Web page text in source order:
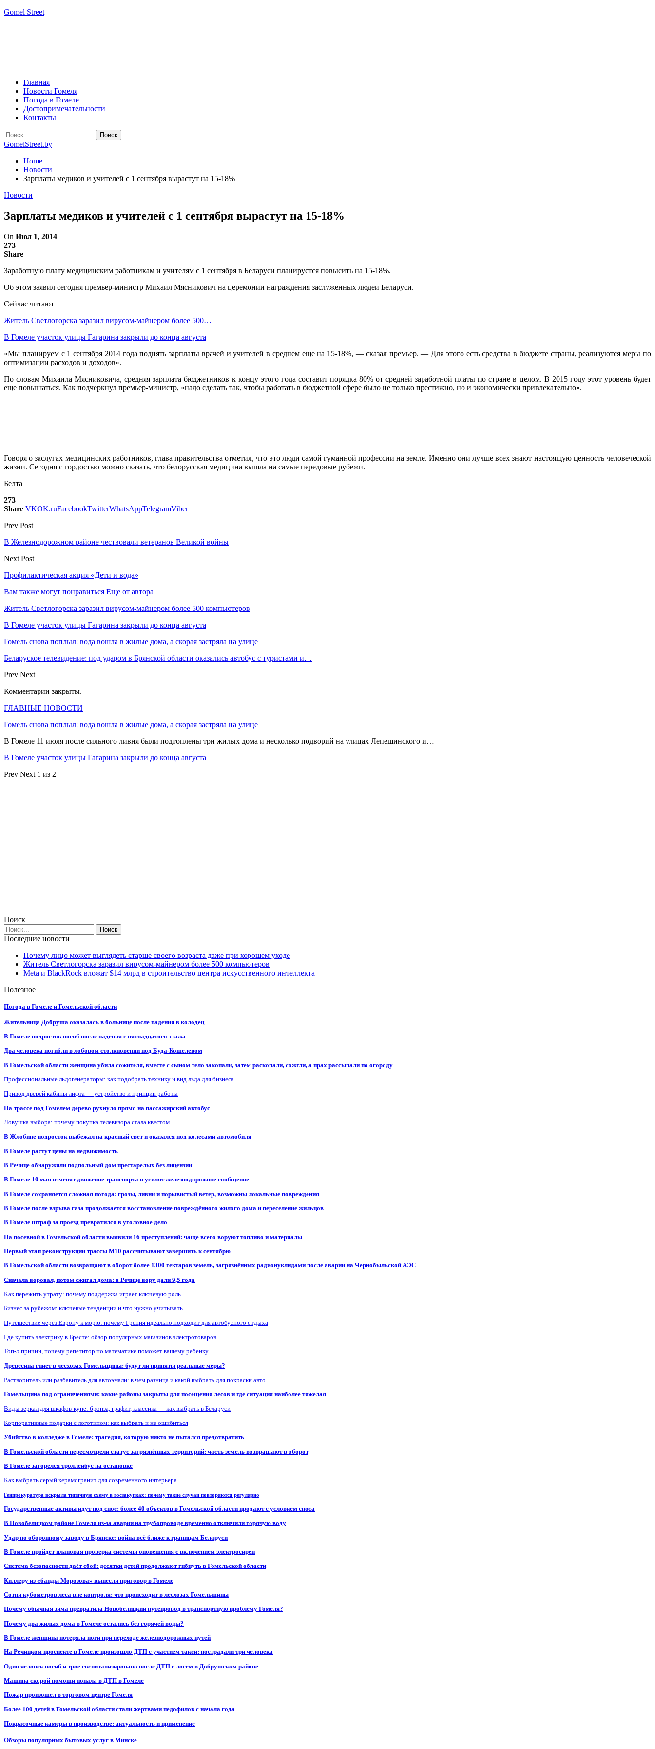
Gomel Street
Главная
Новости Гомеля
Погода в Гомеле
Достопримечательности
Контакты
GomelStreet.by
Home
Новости
Зарплаты медиков и учителей с 1 сентября вырастут на 15-18%
Новости
Зарплаты медиков и учителей с 1 сентября вырастут на 15-18%
On Июл 1, 2014
273
Share
Заработную плату медицинским работникам и учителям с 1 сентября в Беларуси планируется повысить на 15-18%.
Об этом заявил сегодня премьер-министр Михаил Мясникович на церемонии награждения заслуженных людей Беларуси.
Сейчас читают
Житель Светлогорска заразил вирусом-майнером более 500…
В Гомеле участок улицы Гагарина закрыли до конца августа
«Мы планируем с 1 сентября 2014 года поднять зарплаты врачей и учителей в среднем еще на 15-18%, — сказал премьер. — Для этого есть средства в бюджете страны, реализуются меры по
оптимизации расходов и доходов».
По словам Михаила Мясниковича, средняя зарплата бюджетников к концу этого года составит порядка 80% от средней заработной платы по стране в целом. В 2015 году этот уровень будет
еще повышаться. Как подчеркнул премьер-министр, «надо сделать так, чтобы работать в бюджетной сфере было не только престижно, но и экономически привлекательно».
Говоря о заслугах медицинских работников, глава правительства отметил, что это люди самой гуманной профессии на земле. Именно они лучше всех знают настоящую ценность человеческой
жизни. Сегодня с гордостью можно сказать, что белорусская медицина вышла на самые передовые рубежи.
Белта
273
Share VKOK.ruFacebookTwitterWhatsAppTelegramViber
Prev Post
В Железнодорожном районе чествовали ветеранов Великой войны
Next Post
Профилактическая акция «Дети и вода»
Вам также могут понравиться Еще от автора
Житель Светлогорска заразил вирусом-майнером более 500 компьютеров
В Гомеле участок улицы Гагарина закрыли до конца августа
Гомель снова поплыл: вода вошла в жилые дома, а скорая застряла на улице
Беларуское телевидение: под ударом в Брянской области оказались автобус с туристами и…
Prev Next
Комментарии закрыты.
ГЛАВНЫЕ НОВОСТИ
Гомель снова поплыл: вода вошла в жилые дома, а скорая застряла на улице
В Гомеле 11 июля после сильного ливня были подтоплены три жилых дома и несколько подворий на улицах Лепешинского и…
В Гомеле участок улицы Гагарина закрыли до конца августа
Prev Next 1 из 2
Поиск
Последние новости
Почему лицо может выглядеть старше своего возраста даже при хорошем уходе
Житель Светлогорска заразил вирусом-майнером более 500 компьютеров
Meta и BlackRock вложат $14 млрд в строительство центра искусственного интеллекта
Полезное
Погода в Гомеле и Гомельской области
Жительница Добруша оказалась в больнице после падения в колодец
В Гомеле подросток погиб после падения с пятнадцатого этажа
Два человека погибли в лобовом столкновении под Буда-Кошелевом
В Гомельской области женщина убила сожителя, вместе с сыном тело закопали, затем раскопали, сожгли, а прах рассыпали по огороду
Профессиональные льдогенераторы: как подобрать технику и вид льда для бизнеса
Привод дверей кабины лифта — устройство и принцип работы
На трассе под Гомелем дерево рухнуло прямо на пассажирский автобус
Ловушка выбора: почему покупка телевизора стала квестом
В Жлобине подросток выбежал на красный свет и оказался под колесами автомобиля
В Гомеле растут цены на недвижимость
В Речице обнаружили подпольный дом престарелых без лицензии
В Гомеле 10 мая изменят движение транспорта и усилят железнодорожное сообщение
В Гомеле сохраняется сложная погода: грозы, ливни и порывистый ветер, возможны локальные повреждения
В Гомеле после взрыва газа продолжается восстановление повреждённого жилого дома и переселение жильцов
В Гомеле штраф за проезд превратился в уголовное дело
На посевной в Гомельской области выявили 16 преступлений: чаще всего воруют топливо и материалы
Первый этап реконструкции трассы М10 рассчитывают завершить к сентябрю
В Гомельской области возвращают в оборот более 1300 гектаров земель, загрязнённых радионуклидами после аварии на Чернобыльской АЭС
Сначала воровал, потом сжигал дома: в Речице вору дали 9,5 года
Как пережить утрату: почему поддержка играет ключевую роль
Бизнес за рубежом: ключевые тенденции и что нужно учитывать
Путешествие через Европу к морю: почему Греция идеально подходит для автобусного отдыха
Где купить электрику в Бресте: обзор популярных магазинов электротоваров
Топ-5 причин, почему репетитор по математике поможет вашему ребенку
Древесина гниет в лесхозах Гомельщины: будут ли приняты реальные меры?
Растворитель или разбавитель для автоэмали: в чем разница и какой выбрать для покраски авто
Гомельщина под ограничениями: какие районы закрыты для посещения лесов и где ситуация наиболее тяжелая
Виды зеркал для шкафов-купе: бронза, графит, классика — как выбрать в Беларуси
Корпоративные подарки с логотипом: как выбрать и не ошибиться
Убийство в колледже в Гомеле: трагедия, которую никто не пытался предотвратить
В Гомельской области пересмотрели статус загрязнённых территорий: часть земель возвращают в оборот
В Гомеле загорелся троллейбус на остановке
Как выбрать серый керамогранит для современного интерьера
Генпрокуратура вскрыла типичную схему в госзакупках: почему такие случаи повторяются регулярно
Государственные активы идут под снос: более 40 объектов в Гомельской области продают с условием сноса
В Новобелицком районе Гомеля из-за аварии на трубопроводе временно отключили горячую воду
Удар по оборонному заводу в Брянске: война всё ближе к границам Беларуси
В Гомеле пройдет плановая проверка системы оповещения с включением электросирен
Система безопасности даёт сбой: десятки детей продолжают гибнуть в Гомельской области
Киллеру из «банды Морозова» вынесли приговор в Гомеле
Сотни кубометров леса вне контроля: что происходит в лесхозах Гомельщины
Почему обычная зима превратила Новобелицкий путепровод в транспортную проблему Гомеля?
Почему два жилых дома в Гомеле остались без горячей воды?
В Гомеле женщина потеряла ноги при переходе железнодорожных путей
На Речицком проспекте в Гомеле произошло ДТП с участием такси: пострадали три человека
Один человек погиб и трое госпитализировано после ДТП с лосем в Добрушском районе
Машина скорой помощи попала в ДТП в Гомеле
Пожар произошел в торговом центре Гомеля
Более 100 детей в Гомельской области стали жертвами педофилов с начала года
Покрасочные камеры в производстве: актуальность и применение
Обзоры популярных бытовых услуг в Минске